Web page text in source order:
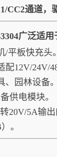
CC2通道，
广泛适用
平板快充头。
配12V/24V/
、园林设备。
供电模块。
20V/5A输
。